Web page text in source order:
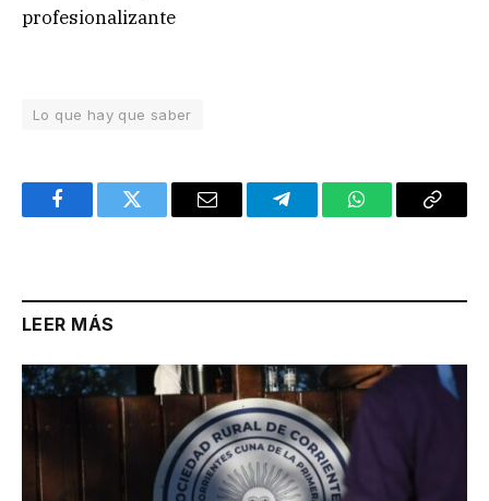
profesionalizante
Lo que hay que saber
FacebookTwitter Email TelegramWhatsAppCopy
LEER MÁS